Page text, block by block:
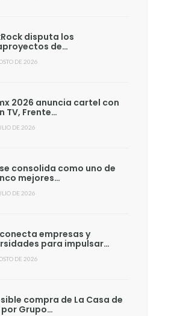
disputa los
de…
DE 2026
2026 anuncia cartel con
TV, Frente…
DE 2026
consolida como uno de
mejores…
DE 2026
empresas y
para impulsar…
DE 2026
compra de La Casa de
Grupo…